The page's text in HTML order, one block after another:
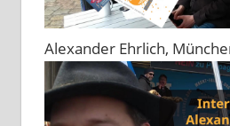
Alexander Ehrlich,